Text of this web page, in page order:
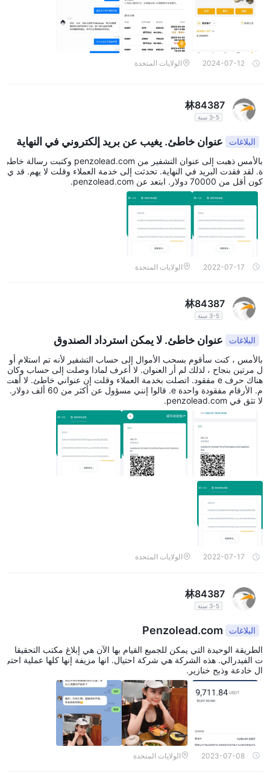
2024-07-12 الولايات المتحدة
林84387
3-5 سنة
البلاغات عنوان خاطئ. يغيب عن بريد إلكتروني في النهاية
بالأمس ذهبت إلى عنوان التشفير من penzolead.com وكتبت رسالة خاطئ
ة. لقد فقدت البريد في النهاية. تحدثت إلى خدمة العملاء وقلت لا يهم. قد ي
كون أقل من 70000 دولار. ابتعد عن penzolead.com.
2022-07-17 الولايات المتحدة
林84387
3-5 سنة
البلاغات عنوان خاطئ. لا يمكن استرداد الصندوق
بالأمس ، كنت سأقوم بسحب الأموال إلى حساب التشفير لأنه تم استلام أو
ل مرتين بنجاح ، لذلك لم أر العنوان. لا أعرف لماذا وصلت إلى حساب وكان
هناك حرف e مفقود. اتصلت بخدمة العملاء وقلت إن عنواني خاطئ. لا أهت
م. الأرقام مفقودة واحدة e. قالوا إنني مسؤول عن أكثر من 60 ألف دولار.
لا تثق في penzolead.com.
2022-07-17 الولايات المتحدة
林84387
3-5 سنة
البلاغات
الطريقة الوحيدة التي يمكن للجميع القيام بها الآن هي إبلاغ مكتب التحقيقا
ت الفيدرالي. هذه الشركة هي شركة احتيال. انها مزيفة إنها كلها عملية احتي
ال خادعة وذبح خنازير.
2023-07-08 الولايات المتحدة